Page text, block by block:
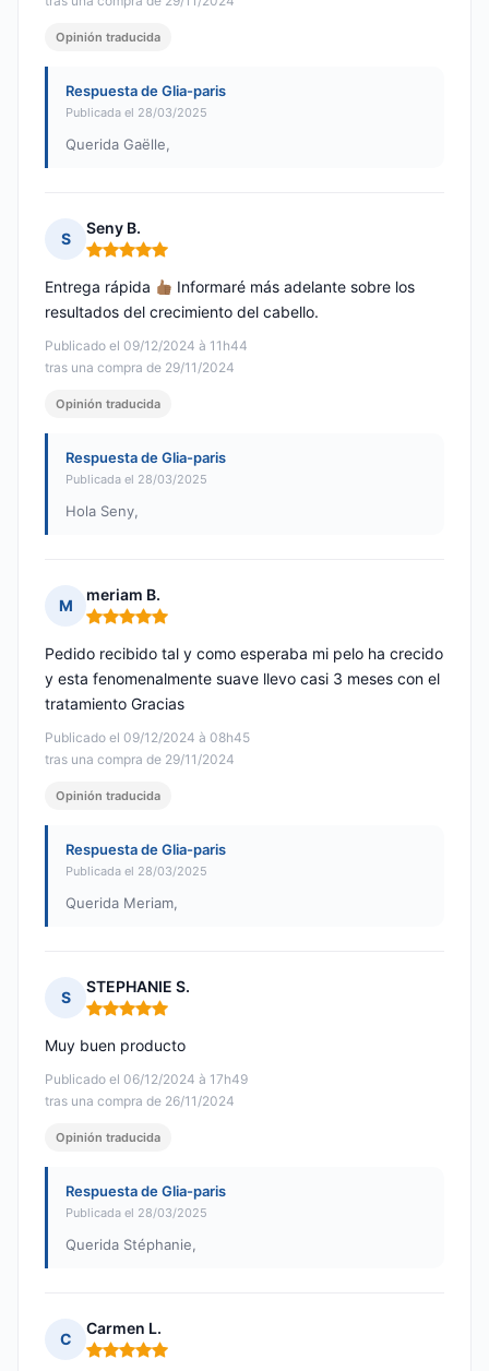
Opinión traducida
Respuesta de Glia-paris
Publicada el 28/03/2025
Querida Gaëlle,
S
Seny B.
Nota: 5 de 5
Publicado el 09/12/2024 à 11h44
tras una compra de 29/11/2024
Entrega rápida
Informaré más adelante sobre los
resultados del crecimiento del cabello.
Opinión traducida
Respuesta de Glia-paris
Publicada el 28/03/2025
Hola Seny,
M
meriam B.
Nota: 5 de 5
Publicado el 09/12/2024 à 08h45
tras una compra de 29/11/2024
Pedido recibido tal y como esperaba mi pelo ha crecido
y esta fenomenalmente suave llevo casi 3 meses con el
tratamiento Gracias
Opinión traducida
Respuesta de Glia-paris
Publicada el 28/03/2025
Querida Meriam,
S
STEPHANIE S.
Nota: 5 de 5
Publicado el 06/12/2024 à 17h49
tras una compra de 26/11/2024
Muy buen producto
Opinión traducida
Respuesta de Glia-paris
Publicada el 28/03/2025
Querida Stéphanie,
C
Carmen L.
Nota: 5 de 5